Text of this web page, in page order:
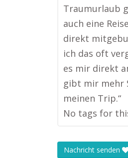
Traumurlaub
auch eine
direkt
ich das oft
es mir direkt
gibt mir mehr
meinen Trip.“
No tags for
Nachricht senden